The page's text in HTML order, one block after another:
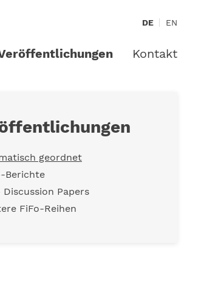
DE EN
Kontakt
geordnet
Berichte
Discussion Papers
FiFo-Reihen